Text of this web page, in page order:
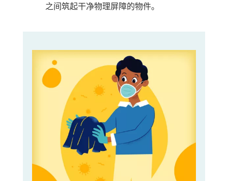
之间筑起干净物理屏障的物件。